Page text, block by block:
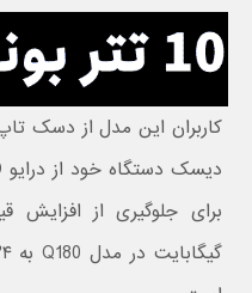
کاربران این مدل از دسک